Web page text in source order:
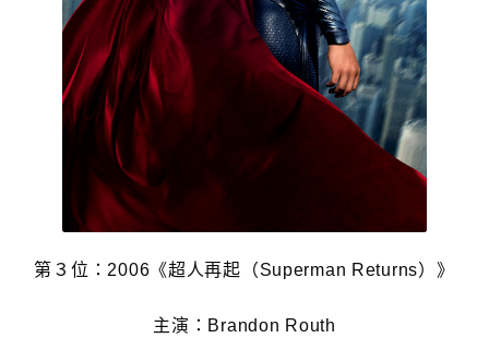
第３位：2006《超人再起（Superman Returns）》
主演：Brandon Routh